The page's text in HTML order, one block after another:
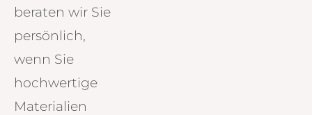
beraten wir Sie
persönlich,
wenn Sie
hochwertige
Materialien